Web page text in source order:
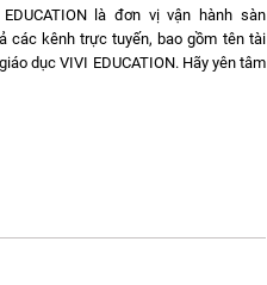
là đơn vị vận hành sàn
các kênh trực tuyến, bao gồm tên tài
dục VIVI EDUCATION. Hãy yên tâm